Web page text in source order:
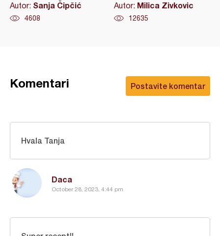
Autor: Sanja Čipčić
4608
Autor: Milica Zivkovic
12635
Postavite komentar
Komentari
Daca
October 28, 2023, 4:44 pm
Hvala Tanja